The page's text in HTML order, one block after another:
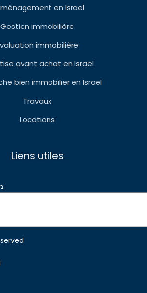
en Israel
Gestion immobilière
immobilière
avant achat en Israel
bien immobilier en Israel
Travaux
Locations
Liens utiles